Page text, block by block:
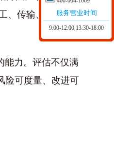
、传输、提供、
能力。评估不仅满
险可度量、改进可
服务营业时间
9:00-12:00,13:30-18:00